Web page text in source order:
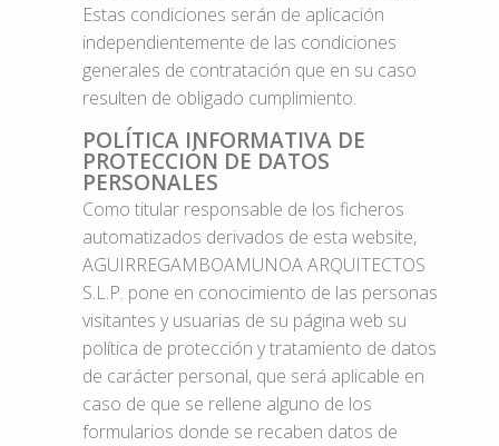
Estas condiciones serán de aplicación
independientemente de las condiciones
generales de contratación que en su caso
resulten de obligado cumplimiento.
POLÍTICA INFORMATIVA DE
PROTECCIÓN DE DATOS
PERSONALES
Como titular responsable de los ficheros
automatizados derivados de esta website,
AGUIRREGAMBOAMUNOA ARQUITECTOS
S.L.P. pone en conocimiento de las personas
visitantes y usuarias de su página web su
política de protección y tratamiento de datos
de carácter personal, que será aplicable en
caso de que se rellene alguno de los
formularios donde se recaben datos de